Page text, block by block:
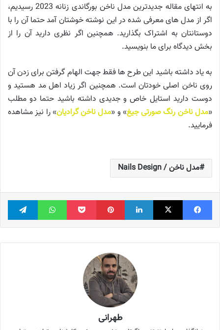
به انتهای مقاله جدیدترین مدل ناخن بورگاندی زنانه 2023 رسیدیم،
اگر از مدل های معرفی شده در این نوشته خوشتان آمد حتما آن را با
دوستانتان به اشتراک بگذارید. همچنین اگر نظری دارید آن را از
بخش دیدگاه برای ما بنویسید.
به یاد داشته باشید این طرح ها فقط جهت الهام گرفتن برای زدن آن
روی ناخن اصلی خودتان است. همچنین اگر زیاد اهل مد هستید و
دوست دارید استایل خاص و جدیدی داشته باشید حتما دو مطلب
«مدل ناخن رنگ صورتی جیغ» و «مدل ناخن گرادیان» را نیز مشاهده
فرمایید.
مدل ناخن / Nails Design
فیس بوک X لینکدین ‫پین‌ترست پاکت واتس آپ
طهرانی